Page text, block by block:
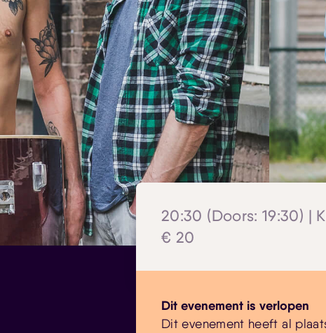
20:30 (Doors: 19:30) |
€ 20
Dit evenement is verlopen
Dit evenement heeft al